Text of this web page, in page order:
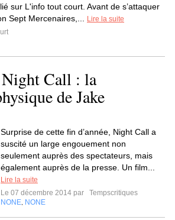
sur L'info tout court. Avant de s’attaquer
Sept Mercenaires,...
Lire la suite
Call : la
de Jake
Surprise de cette fin d’année, Night Call a
suscité un large engouement non
seulement auprès des spectateurs, mais
également auprès de la presse. Un film...
Lire la suite
Le 07 décembre 2014 par
Tempscritiques
NONE NONE